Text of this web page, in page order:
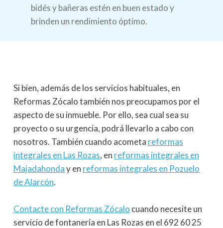
bidés y bañeras estén en buen estado y
brinden un rendimiento óptimo.
Si bien, además de los servicios habituales, en
Reformas Zócalo también nos preocupamos por el
aspecto de su inmueble. Por ello, sea cual sea su
proyecto o su urgencia, podrá llevarlo a cabo con
nosotros. También cuando acometa reformas
integrales en Las Rozas, en reformas integrales en
Majadahonday en reformas integrales en Pozuelo
de Alarcón.
Contacte con Reformas Zócalo cuando necesite un
servicio de fontanería en Las Rozas en el 692 60 25